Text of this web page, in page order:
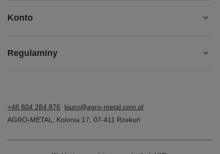
Konto
Regulaminy
+48 604 284 876
biuro@agro-metal.com.pl
AGRO-METAL
Kolonia 17 07-411 Rzekuń